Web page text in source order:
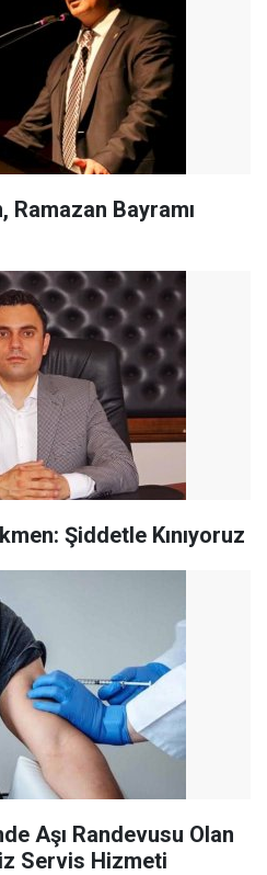
Ramazan Bayramı
Şiddetle Kınıyoruz
Aşı Randevusu Olan
Servis Hizmeti